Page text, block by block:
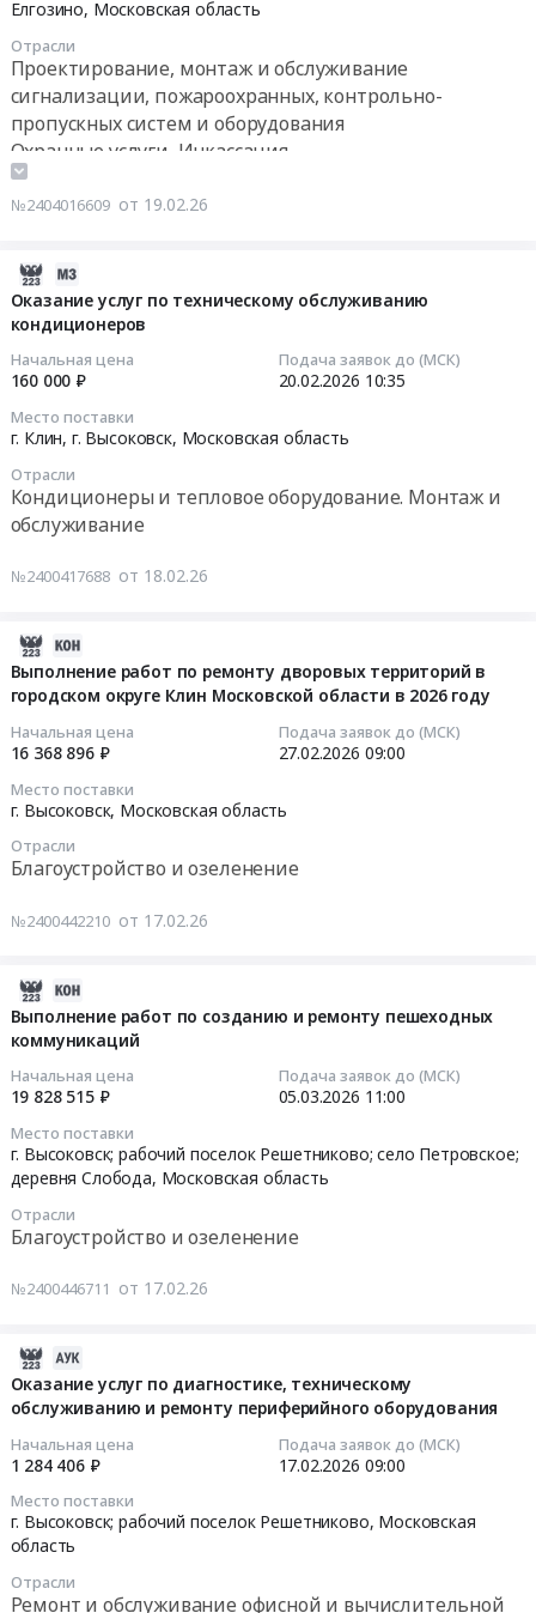
Елгозино, Московская область
Отрасли
Проектирование, монтаж и обслуживание
сигнализации, пожароохранных, контрольно-
пропускных систем и оборудования
Охранные услуги, Инкассация
Текстиль и текстильные изделия, Материалы для
производства текстиля, Мягкий инвентарь, Ветошь
№2404016609 от 19.02.26
Оказание услуг по техническому обслуживанию
кондиционеров
Начальная цена
160 000 ₽
Подача заявок до (МСК)
20.02.2026 10:35
Место поставки
г. Клин, г. Высоковск, Московская область
Отрасли
Кондиционеры и тепловое оборудование. Монтаж и
обслуживание
№2400417688 от 18.02.26
Выполнение работ по ремонту дворовых территорий в
городском округе Клин Московской области в 2026 году
Начальная цена
16 368 896 ₽
Подача заявок до (МСК)
27.02.2026 09:00
Место поставки
г. Высоковск, Московская область
Отрасли
Благоустройство и озеленение
№2400442210 от 17.02.26
Выполнение работ по созданию и ремонту пешеходных
коммуникаций
Начальная цена
19 828 515 ₽
Подача заявок до (МСК)
05.03.2026 11:00
Место поставки
г. Высоковск; рабочий поселок Решетниково; село Петровское;
деревня Слобода, Московская область
Отрасли
Благоустройство и озеленение
№2400446711 от 17.02.26
Оказание услуг по диагностике, техническому
обслуживанию и ремонту периферийного оборудования
Начальная цена
1 284 406 ₽
Подача заявок до (МСК)
17.02.2026 09:00
Место поставки
г. Высоковск; рабочий поселок Решетниково, Московская
область
Отрасли
Ремонт и обслуживание офисной и вычислительной